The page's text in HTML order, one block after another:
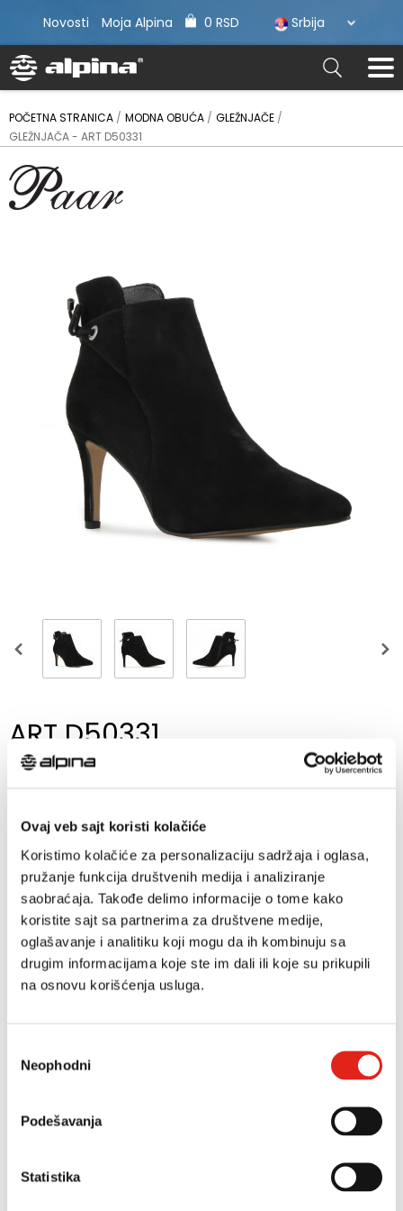
Ovaj veb sajt koristi kolačiće
Koristimo kolačiće za personalizaciju sadržaja i oglasa,
pružanje funkcija društvenih medija i analiziranje
saobraćaja. Takođe delimo informacije o tome kako
koristite sajt sa partnerima za društvene medije,
oglašavanje i analitiku koji mogu da ih kombinuju sa
drugim informacijama koje ste im dali ili koje su prikupili
na osnovu korišćenja usluga.
сагласности
Neophodni
Podešavanja
Statistika
Novosti Moja Alpina 0 RSD Srbija
POČETNA STRANICA MODNA OBUĆA
GLEŽNJAČE
GLEŽNJAČA - ART D50331
ART D50331
gležnjača
Stil
Elegantni
15.990 RSD
Veličina
DODAJ U KORPU
Podstava i uložna